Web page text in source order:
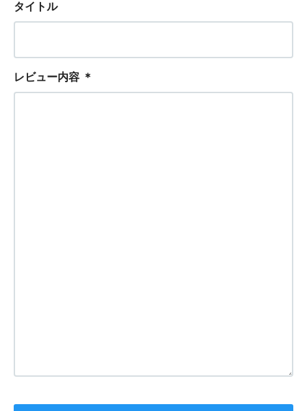
タイトル
レビュー内容 ＊